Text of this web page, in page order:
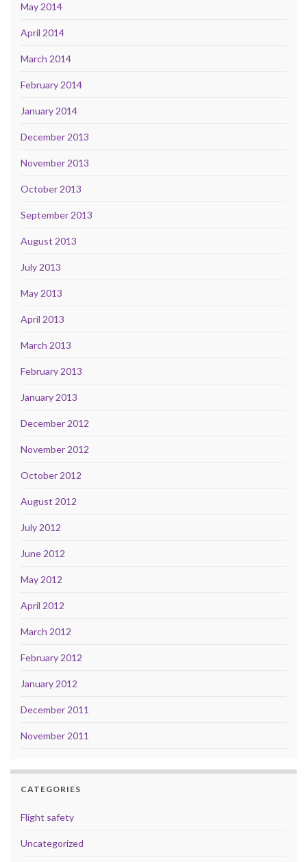
May 2014
April 2014
March 2014
February 2014
January 2014
December 2013
November 2013
October 2013
September 2013
August 2013
July 2013
May 2013
April 2013
March 2013
February 2013
January 2013
December 2012
November 2012
October 2012
August 2012
July 2012
June 2012
May 2012
April 2012
March 2012
February 2012
January 2012
December 2011
November 2011
CATEGORIES
Flight safety
Uncategorized